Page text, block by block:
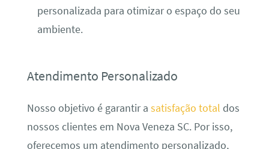
personalizada para otimizar o espaço do seu
ambiente.
Atendimento Personalizado
Nosso objetivo é garantir a satisfação total dos
nossos clientes em Nova Veneza SC. Por isso,
oferecemos um atendimento personalizado,